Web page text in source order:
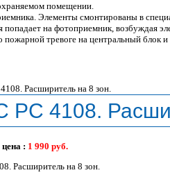
помещении.
Элементы смонтированы в
на фотоприемник,
тревоге на центральный блок и
PC 4108.
: 1 990 руб.
Расширитель на 8 зон.